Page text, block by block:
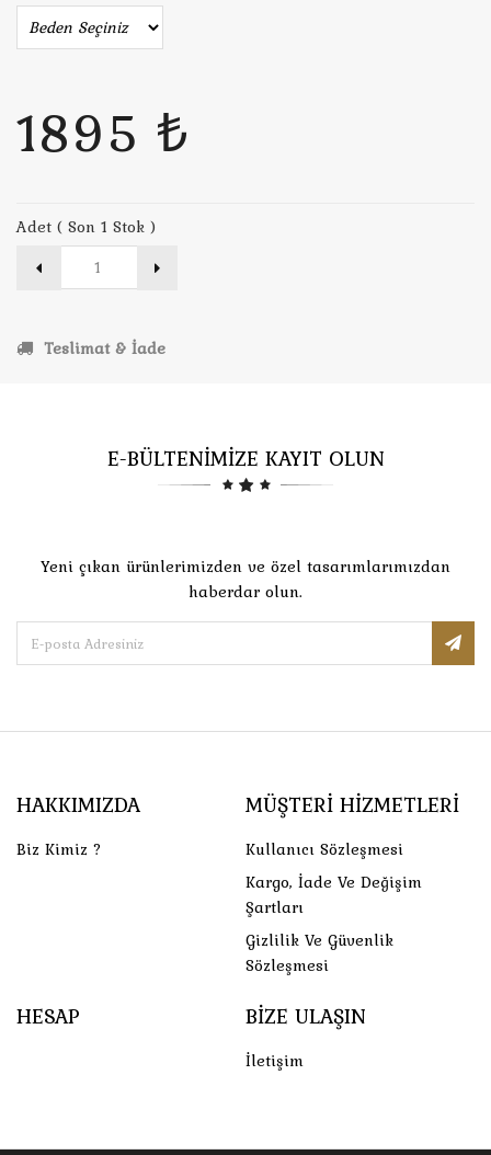
1895 ₺
Adet ( Son 1 Stok )
Teslimat & İade
E-BÜLTENİMİZE KAYIT OLUN
Yeni çıkan ürünlerimizden ve özel tasarımlarımızdan
haberdar olun.
HAKKIMIZDA
Biz Kimiz ?
MÜŞTERI HIZMETLERI
Kullanıcı Sözleşmesi
Kargo, İade Ve Değişim
Şartları
Gizlilik Ve Güvenlik
Sözleşmesi
HESAP BIZE ULAŞIN
İletişim